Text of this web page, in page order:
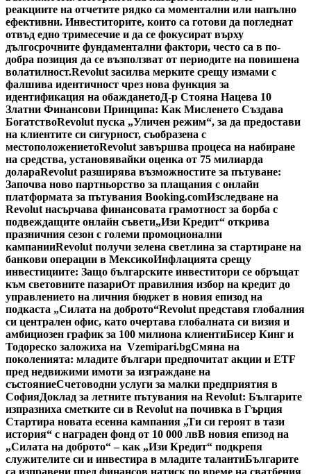
реакциите на отчетите рядко са моментални или напълно
ефективни. Инвеститорите, които са готови да погледнат
отвъд едно тримесечие и да се фокусират върху
дългосрочните фундаментални фактори, често са в по-
добра позиция да се възползват от периодите на повишена
волатилност.Revolut засилва мерките срещу измами с
фалшива идентичност чрез нова функция за
идентификация на обажданетоД-р Стояна Нацева 10
Златни Финансови Принципа: Как Мисленето Създава
БогатствоRevolut пуска „Уличен режим“, за да предостави
на клиентите си сигурност, съобразена с
местоположениетоRevolut завършва процеса на набиране
на средства, установявайки оценка от 75 милиарда
долараRevolut разширява възможностите за пътуване:
Започва ново партньорство за плащания с онлайн
платформата за пътувания Booking.comИзследване на
Revolut насърчава финансовата грамотност за борба с
подвеждащите онлайн съвети„Изи Кредит“ открива
празничния сезон с големи промоционални
кампанииRevolut получи зелена светлина за стартиране на
банкови операции в МексикоИнфлацията срещу
инвестициите: Защо българските инвеститори се обръщат
към световните пазариОт правилния избор на кредит до
управлението на личния бюджет в новия епизод на
подкаста „Силата на доброто“Revolut представя глобалния
си централен офис, като очертава глобалната си визия и
амбициозен график за 100 милиона клиентиБисер Кинг и
Тодореско заложиха на Vzemipari.bgСмяна на
поколенията: младите българи предпочитат акции и ETF
пред недвижими имоти за изграждане на
състояниеСчетоводни услуги за малки предприятия в
СофияДоклад за летните пътувания на Revolut: Българите
изпразниха сметките си в Revolut на почивка в Гърция
Стартира новата есенна кампания „Ти си героят в тази
история“ с награден фонд от 10 000 лвВ новия епизод на
„Силата на доброто“ – как „Изи Кредит“ подкрепя
служителите си и инвестира в младите талантиБългарите